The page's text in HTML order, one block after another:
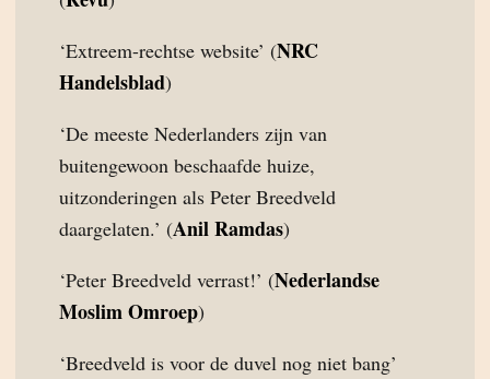
‘Extreem-rechtse website’ (NRC
Handelsblad)
‘De meeste Nederlanders zijn van
buitengewoon beschaafde huize,
uitzonderingen als Peter Breedveld
daargelaten.’ (Anil Ramdas)
‘Peter Breedveld verrast!’ (Nederlandse
Moslim Omroep)
‘Breedveld is voor de duvel nog niet bang’